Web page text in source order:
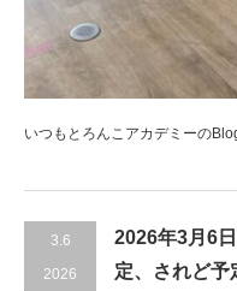
いつもとろんこアカデミーの
3.6
2026
2026年3月6
定、されど予